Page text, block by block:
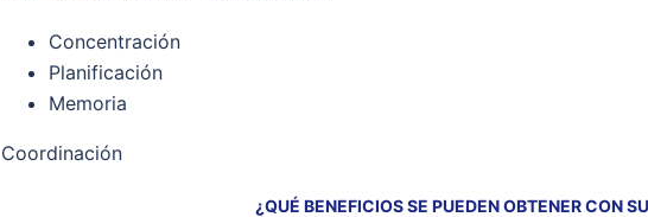
Concentración
Planificación
Memoria
Coordinación
¿QUÉ BENEFICIOS SE PUEDEN OBTENER CON